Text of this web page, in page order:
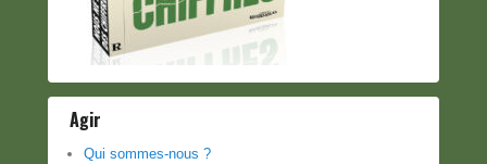
Agir
Qui sommes-nous ?